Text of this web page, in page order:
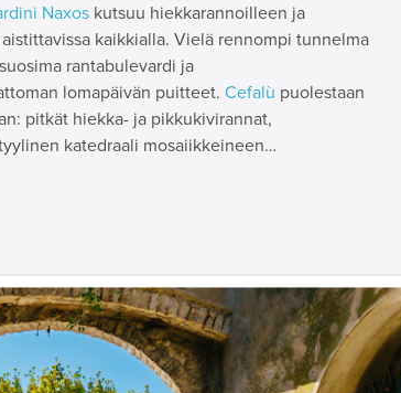
Naxos kutsuu hiekkarannoilleen ja
kaikkialla. Vielä rennompi tunnelma
rantabulevardi ja
lomapäivän puitteet. Cefalù puolestaan
pitkät hiekka- ja pikkukivirannat,
katedraali mosaiikkeineen…